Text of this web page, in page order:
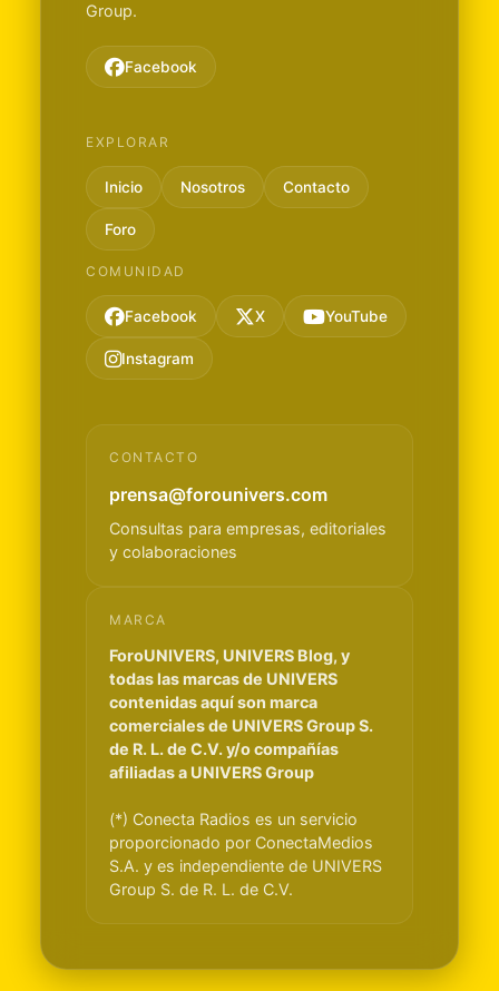
Group.
Facebook
EXPLORAR
Inicio Nosotros Contacto
Foro
COMUNIDAD
Facebook X YouTube
Instagram
CONTACTO
prensa@forounivers.com
Consultas para empresas, editoriales
y colaboraciones
MARCA
ForoUNIVERS, UNIVERS Blog, y
todas las marcas de UNIVERS
contenidas aquí son marca
comerciales de UNIVERS Group S.
de R. L. de C.V. y/o compañías
afiliadas a UNIVERS Group
(*) Conecta Radios es un servicio
proporcionado por ConectaMedios
S.A. y es independiente de UNIVERS
Group S. de R. L. de C.V.